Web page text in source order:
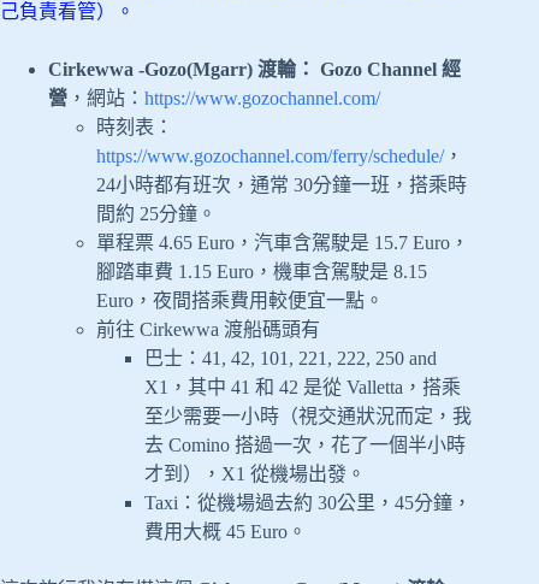
己負責看管）。
Cirkewwa -Gozo(Mgarr) 渡輪： Gozo Channel 經
營 ，網站： https://www.gozochannel.com/
時刻表：
https://www.gozochannel.com/ferry/schedule/，
24小時都有班次，通常 30分鐘一班，搭乘時
間約 25分鐘。
單程票 4.65 Euro，汽車含駕駛是 15.7 Euro，
腳踏車費 1.15 Euro，機車含駕駛是 8.15
Euro，夜間搭乘費用較便宜一點。
前往 Cirkewwa 渡船碼頭有
巴士：41, 42, 101, 221, 222, 250 and
X1，其中 41 和 42 是從 Valletta，搭乘
至少需要一小時（視交通狀況而定，我
去 Comino 搭過一次，花了一個半小時
才到），X1 從機場出發。
Taxi：從機場過去約 30公里，45分鐘，
費用大概 45 Euro。